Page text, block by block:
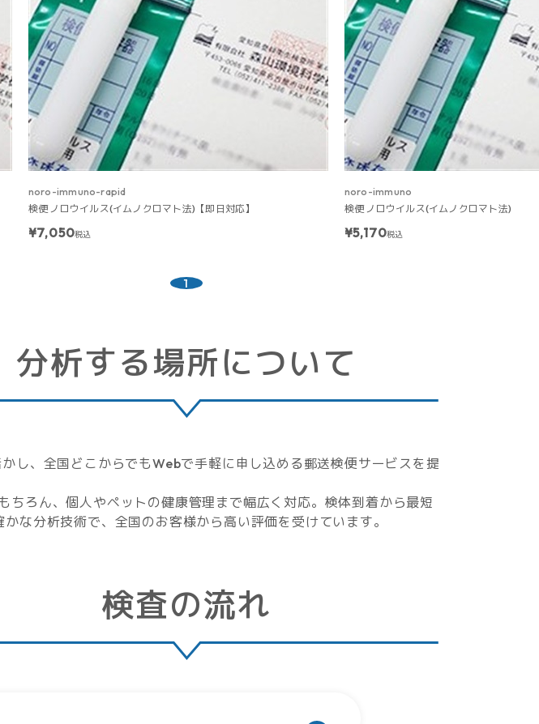
noro-immuno-rapid
検便 ノロウイルス(イムノクロマト法)【即日対応】
¥7,050税込
noro-immuno
検便 ノロウイルス(イムノクロマト法)
¥5,170税込
1
分析する場所について
し、全国どこからでもWebで手軽に申し込める郵送検便サービスを提
ちろん、個人やペットの健康管理まで幅広く対応。検体到着から最短
な分析技術で、全国のお客様から高い評価を受けています。
検査の流れ